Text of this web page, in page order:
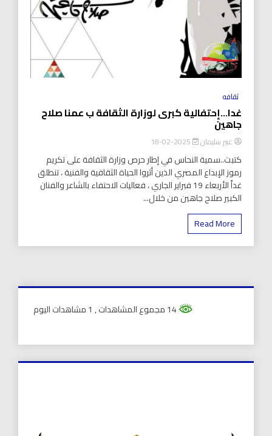
ثقافه
غدا…إحتفالية كبرى لوزارة الثقافة ب عمنا صلاح
جاهين
عبير سليمان
كتبت..سمية النحاس في إطار حرص وزارة الثقافة على تكريم
رموز الإبداع المصري الذين أثروا الحياة الثقافية والفنية ، تنطلق
غداً الأربعاء 19 فبراير الجاري ، فعاليات الاحتفاء بالشاعر والفنان
الكبير صلاح جاهين من خلال...
Read More
, 1 مشاهدات اليوم